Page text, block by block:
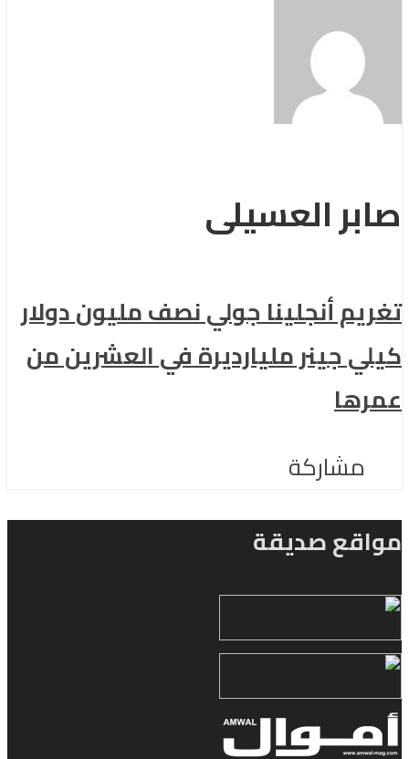
صابر العسيلى
تغريم أنجلينا جولي نصف مليون دولار
كيلي جينر مليارديرة في العشرين من
عمرها
مشاركة
مواقع صديقة